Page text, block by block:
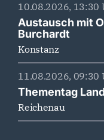
10.08.2026, 13:30
Austausch mit
Burchardt
Konstanz
11.08.2026, 09:30
Thementag
Reichenau